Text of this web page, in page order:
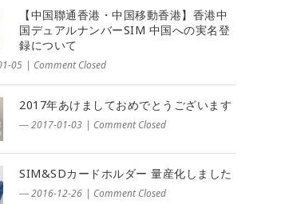
【中国聯通香港・中国移動香港】香港中
国デュアルナンバーSIM 中国への実名登
録について
05 | Comment Closed
2017年あけましておめでとうございます
― 2017-01-03 | Comment Closed
SIM&SDカードホルダー 量産化しました
― 2016-12-26 | Comment Closed